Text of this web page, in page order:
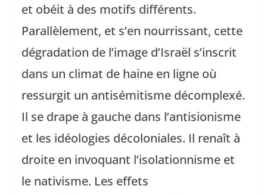
et obéit à des motifs différents.
Parallèlement, et s’en nourrissant, cette
dégradation de l’image d’Israël s’inscrit
dans un climat de haine en ligne où
ressurgit un antisémitisme décomplexé.
Il se drape à gauche dans l’antisionisme
et les idéologies décoloniales. Il renaît à
droite en invoquant l’isolationnisme et
le nativisme. Les effets